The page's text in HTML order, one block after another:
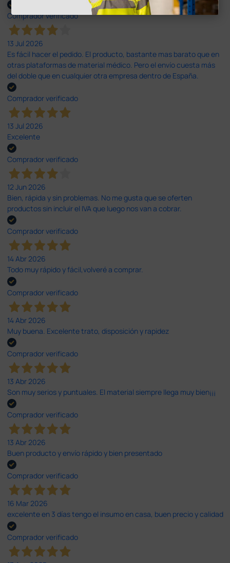
Comprador verificado
13 Jul 2026
Es fácil hacer el pedido. El producto, bastante mas barato que en
otras plataformas de material médico. Pero el envío cuesta más
del doble que en cualquier otra empresa dentro de España.
Comprador verificado
13 Jul 2026
Excelente
Comprador verificado
12 Jun 2026
Bien, rápida y sin problemas. No me gusta que se oferten
productos sin incluir el IVA que luego nos van a cobrar.
Comprador verificado
14 Abr 2026
Todo muy rápido y fácil,volveré a comprar.
Comprador verificado
14 Abr 2026
Muy buena. Excelente trato, disposición y rapidez
Comprador verificado
13 Abr 2026
Son muy serios y puntuales. El material siempre llega muy bien¡¡¡
Comprador verificado
13 Abr 2026
Buen producto y envío rápido y bien presentado
Comprador verificado
16 Mar 2026
excelente en 3 días tengo el insumo en casa, buen precio y calidad
Comprador verificado